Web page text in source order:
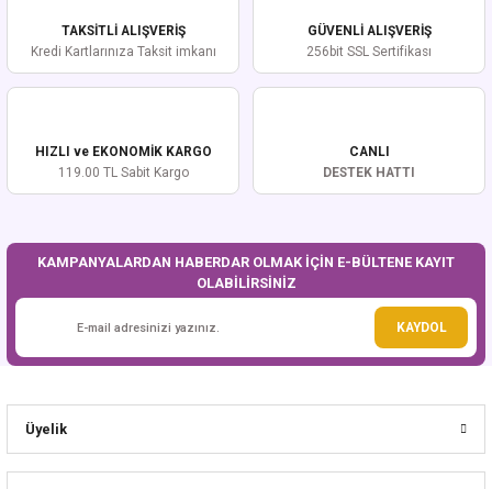
TAKSİTLİ ALIŞVERİŞ
Kredi Kartlarınıza Taksit imkanı
GÜVENLİ ALIŞVERİŞ
256bit SSL Sertifikası
HIZLI ve EKONOMİK KARGO
119.00 TL Sabit Kargo
CANLI
DESTEK HATTI
KAMPANYALARDAN HABERDAR OLMAK İÇİN E-BÜLTENE KAYIT
OLABİLİRSİNİZ
KAYDOL
Üyelik